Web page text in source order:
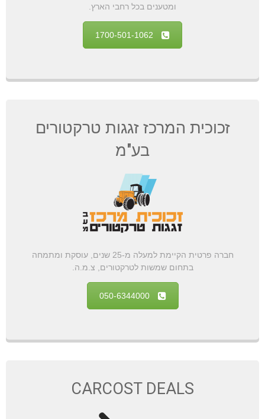
ומטענים בכל רחבי הארץ.
1700-501-1062
זכוכית המרכז זגגות טרקטורים
בע"מ
חברה פרטית הקיימת למעלה מ-25 שנים, עוסקת ומתמחה
בתחום שמשות לטרקטורים, צ.מ.ה.
050-6344000
CARCOST DEALS